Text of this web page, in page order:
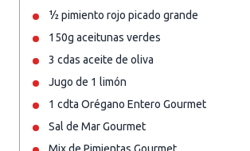
½ pimiento rojo picado grande
150g aceitunas verdes
3 cdas aceite de oliva
Jugo de 1 limón
1 cdta Orégano Entero Gourmet
Sal de Mar Gourmet